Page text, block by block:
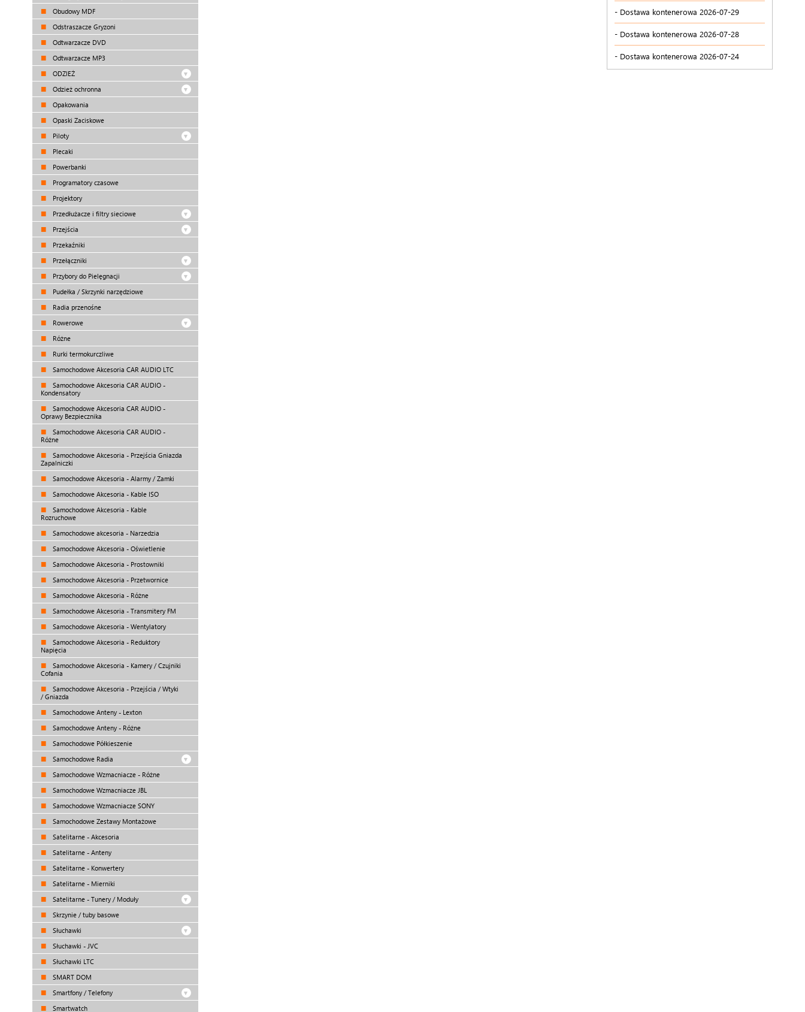
Dostawa kontenerowa 2026-07-29
Dostawa kontenerowa 2026-07-28
Dostawa kontenerowa 2026-07-24
Obudowy MDF
Odstraszacze Gryzoni
Odtwarzacze DVD
Odtwarzacze MP3
ODZIEŻ
Odzież ochronna
Opakowania
Opaski Zaciskowe
Piloty
Plecaki
Powerbanki
Programatory czasowe
Projektory
Przedłużacze i filtry sieciowe
Przejścia
Przekaźniki
Przełączniki
Przybory do Pielęgnacji
Pudełka / Skrzynki narzędziowe
Radia przenośne
Rowerowe
Różne
Rurki termokurczliwe
Samochodowe Akcesoria CAR AUDIO LTC
Samochodowe Akcesoria CAR AUDIO -
Kondensatory
Samochodowe Akcesoria CAR AUDIO -
Oprawy Bezpiecznika
Samochodowe Akcesoria CAR AUDIO -
Różne
Samochodowe Akcesoria - Przejścia Gniazda
Zapalniczki
Samochodowe Akcesoria - Alarmy / Zamki
Samochodowe Akcesoria - Kable ISO
Samochodowe Akcesoria - Kable
Rozruchowe
Samochodowe akcesoria - Narzedzia
Samochodowe Akcesoria - Oświetlenie
Samochodowe Akcesoria - Prostowniki
Samochodowe Akcesoria - Przetwornice
Samochodowe Akcesoria - Różne
Samochodowe Akcesoria - Transmitery FM
Samochodowe Akcesoria - Wentylatory
Samochodowe Akcesoria - Reduktory
Napięcia
Samochodowe Akcesoria - Kamery / Czujniki
Cofania
Samochodowe Akcesoria - Przejścia / Wtyki
/ Gniazda
Samochodowe Anteny - Lexton
Samochodowe Anteny - Różne
Samochodowe Półkieszenie
Samochodowe Radia
Samochodowe Wzmacniacze - Różne
Samochodowe Wzmacniacze JBL
Samochodowe Wzmacniacze SONY
Samochodowe Zestawy Montażowe
Satelitarne - Akcesoria
Satelitarne - Anteny
Satelitarne - Konwertery
Satelitarne - Mierniki
Satelitarne - Tunery / Moduły
Skrzynie / tuby basowe
Słuchawki
Słuchawki - JVC
Słuchawki LTC
SMART DOM
Smartfony / Telefony
Smartwatch